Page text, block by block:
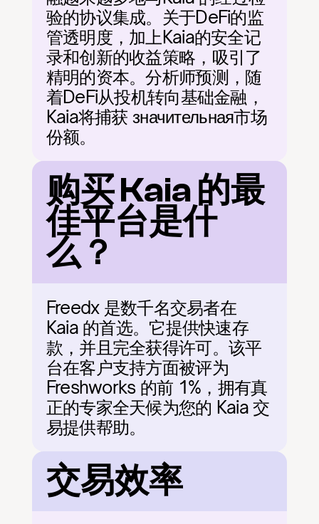
验的协议集成。关于DeFi的监
管透明度，加上Kaia的安全记
录和创新的收益策略，吸引了
精明的资本。分析师预测，随
着DeFi从投机转向基础金融，
Kaia将捕获 значительная市场
份额。
购买 Kaia 的最
佳平台是什
么？
Freedx 是数千名交易者在
Kaia 的首选。它提供快速存
款，并且完全获得许可。该平
台在客户支持方面被评为
Freshworks 的前 1%，拥有真
正的专家全天候为您的 Kaia 交
易提供帮助。
交易效率